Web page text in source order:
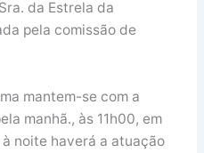
da Estrela da
pela comissão de
mantem-se com a
manhã., às 11h00, em
noite haverá a atuação